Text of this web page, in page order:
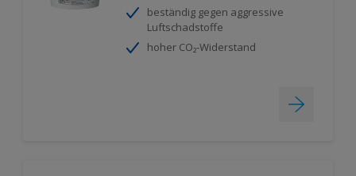
beständig gegen aggressive
Luftschadstoffe
hoher CO₂-Widerstand